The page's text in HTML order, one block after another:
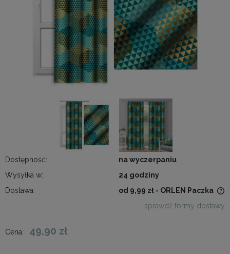
Dostępność:
na wyczerpaniu
Wysyłka w:
24 godziny
Dostawa:
od 9,99 zł - ORLEN Paczka
sprawdź formy dostawy
Cena: 49,90 zł